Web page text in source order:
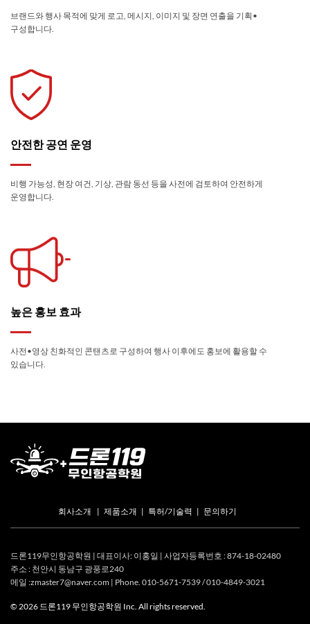
브랜드와 행사 목적에 맞게 로고, 메시지, 이미지 및 장면 연출을 기획•
구성합니다.
안전한 공연 운영
비행 가능성, 현장 여건, 기상, 관람 동선 등을 사전에 검토하여 안전하게
운영합니다.
높은 홍보 효과
사전•영상 친화적인 콘탠츠로 구성하여 행사 이후에도 홍보에 활용할 수
있습니다.
회사소개 | 제품소개 | 특허/기술력 | 문의하기
드론119무인항공학원 | 대표이사: 이홍일 | 사업자등록번호 : 874-18-02480
주소 : 천안시 동남구 광풍로240
메일 :zmaster7@naver.com | Phone. 010-5671-7539 / 010-4849-3021
© 2026 드론119 무인항공학원 Inc. All rights reserved.